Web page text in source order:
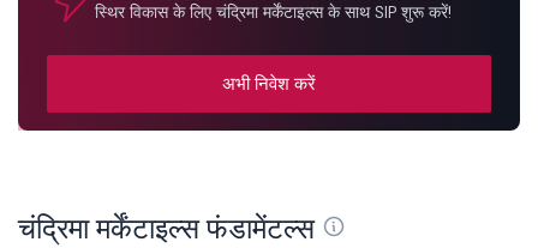
स्थिर विकास के लिए चंद्रिमा मर्केंटाइल्स के साथ SIP शुरू करें!
अभी निवेश करें
चंद्रिमा मर्केंटाइल्स फंडामेंटल्स